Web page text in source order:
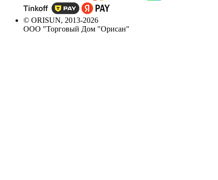
© ORISUN, 2013-2026
ООО "Торговый Дом "Орисан"